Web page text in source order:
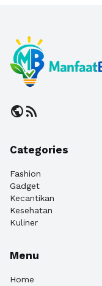
publicrss_feed
Categories
Fashion
Gadget
Kecantikan
Kesehatan
Kuliner
Menu
Home